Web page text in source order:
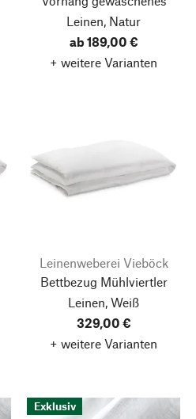
Leinen, Natur
ab 189,00 €
+ weitere Varianten
Leinenweberei Vieböck
Bettbezug Mühlviertler
Leinen, Weiß
329,00 €
+ weitere Varianten
Exklusiv